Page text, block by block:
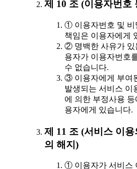
제 10 조 (이용자번호
① 이용자번호 및 비
책임은 이용자에게
② 명백한 사유가 있
용자가 이용자번호
수 없습니다.
③ 이용자에게 부여
발생되는 서비스 이
에 의한 부정사용 등
용자에게 있습니다.
제 11 조 (서비스 이
의 해지)
① 이용자가 서비스